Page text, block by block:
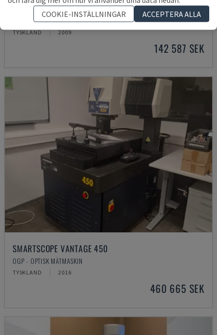
VENTURION 600/8
ZOLLER - OPTISK MÄTMASKIN
TYSKLAND 2009
142 587 SEK
SMARTSCOPE VANTAGE 450
OGP - OPTISK MÄTMASKIN
TYSKLAND 2016
460 665 SEK
COOKIE-INSTÄLLNINGAR
ACCEPTERA ALLA